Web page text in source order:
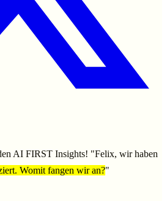
AI FIRST Insights! "Felix, wir haben
Womit fangen wir an?"